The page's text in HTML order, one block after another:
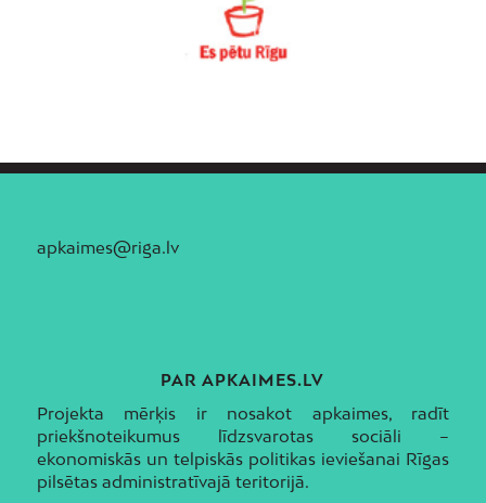
apkaimes@riga.lv
PAR APKAIMES.LV
Projekta mērķis ir nosakot apkaimes, radīt
priekšnoteikumus līdzsvarotas sociāli –
ekonomiskās un telpiskās politikas ieviešanai Rīgas
pilsētas administratīvajā teritorijā.